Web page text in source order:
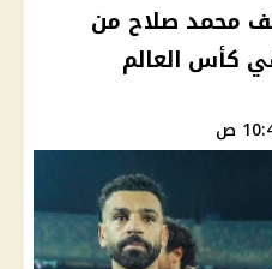
محمد صلاح من
كأس العالم